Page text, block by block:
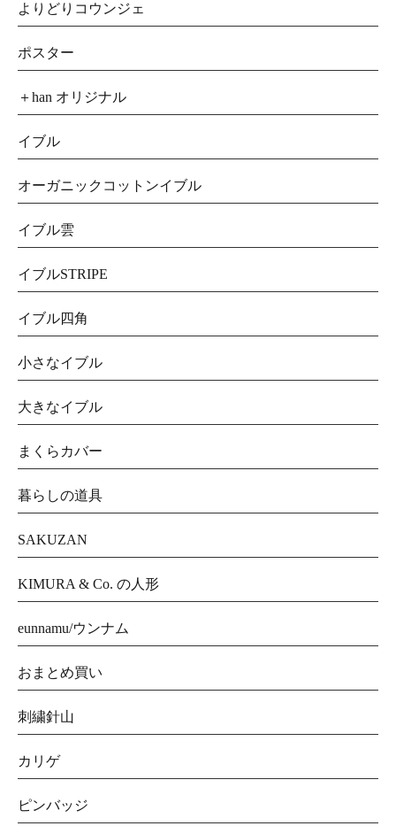
よりどりコウンジェ
ポスター
＋han オリジナル
イブル
オーガニックコットンイブル
イブル雲
イブルSTRIPE
イブル四角
小さなイブル
大きなイブル
まくらカバー
暮らしの道具
SAKUZAN
KIMURA & Co. の人形
eunnamu/ウンナム
おまとめ買い
刺繍針山
カリゲ
ピンバッジ